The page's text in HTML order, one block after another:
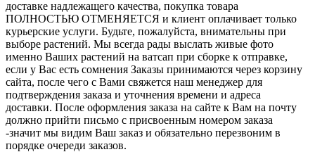
доставке надлежащего качества, покупка товара
ПОЛНОСТЬЮ ОТМЕНЯЕТСЯ и клиент оплачивает только
курьерские услуги. Будьте, пожалуйста, внимательны при
выборе растений. Мы всегда рады выслать живые фото
именно Ваших растений на ватсап при сборке к отправке,
если у Вас есть сомнения Заказы принимаются через корзину
сайта, после чего с Вами свяжется наш менеджер для
подтверждения заказа и уточнения времени и адреса
доставки. После оформления заказа на сайте к Вам на почту
должно прийти письмо с присвоенным номером заказа
-значит мы видим Ваш заказ и обязательно перезвоним в
порядке очереди заказов.